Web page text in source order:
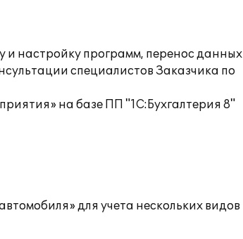
настройку программ, перенос данных
специалистов Заказчика по
на базе ПП "1С:Бухгалтерия 8"
для учета нескольких видов